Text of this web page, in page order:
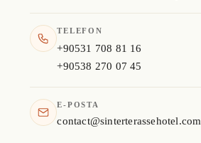
TELEFON
+90531 708 81 16
+90538 270 07 45
E-POSTA
contact@sinterterassehotel.com